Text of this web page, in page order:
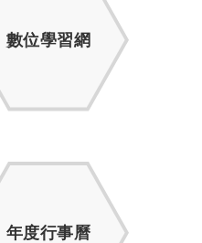
數位學習網
年度行事曆